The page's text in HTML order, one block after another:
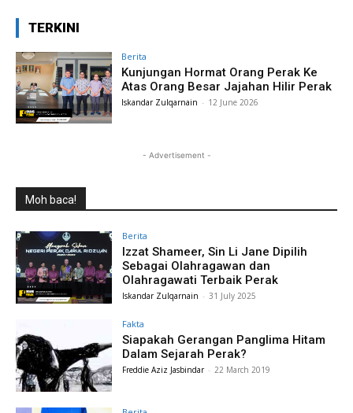
TERKINI
Berita
Kunjungan Hormat Orang Perak Ke
Atas Orang Besar Jajahan Hilir Perak
Iskandar Zulqarnain - 12 June 2026
- Advertisement -
Moh baca!
Berita
Izzat Shameer, Sin Li Jane Dipilih
Sebagai Olahragawan dan
Olahragawati Terbaik Perak
Iskandar Zulqarnain - 31 July 2025
Fakta
Siapakah Gerangan Panglima Hitam
Dalam Sejarah Perak?
Freddie Aziz Jasbindar - 22 March 2019